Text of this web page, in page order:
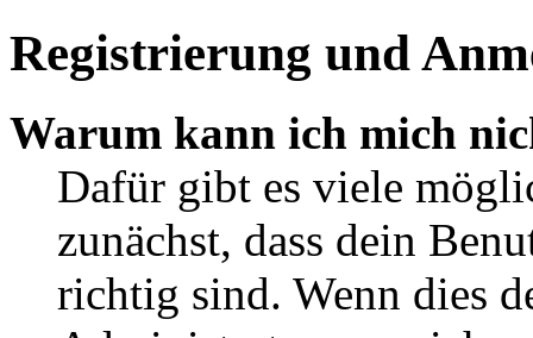
Registrierung und
Warum kann ich mich
Dafür gibt es viele
zunächst, dass dein
richtig sind. Wenn dies